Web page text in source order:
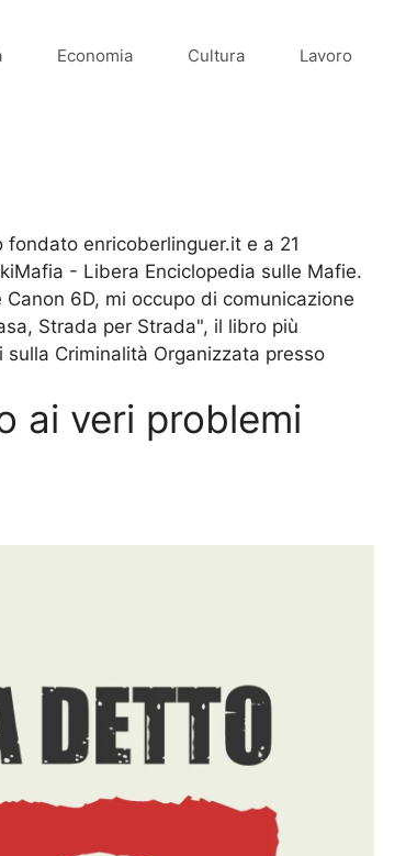
Economia Cultura Lavoro
enricoberlinguer.it e a 21
- Libera Enciclopedia sulle Mafie.
6D, mi occupo di comunicazione
Strada per Strada", il libro più
Criminalità Organizzata presso
ai veri problemi